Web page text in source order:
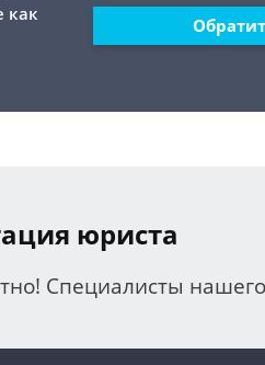
как
юриста
Специалисты